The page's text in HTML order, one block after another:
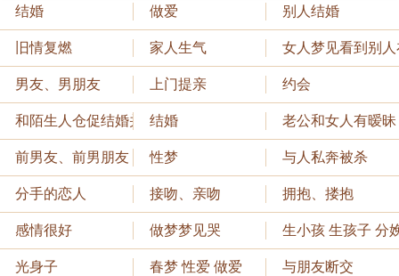
结婚 做爱 别人结婚
旧情复燃 家人生气 女人梦见看到别
男友、男朋友 上门提亲 约会
和陌生人仓促结婚并悔婚
结婚 老公和女人有暧昧
前男友、前男朋友 性梦 与人私奔被杀
分手的恋人 接吻、亲吻 拥抱、搂抱
感情很好 做梦梦见哭 生小孩 生孩子 分
光身子 春梦 性爱 做爱 与朋友断交